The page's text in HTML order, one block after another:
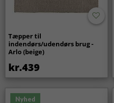
Tæpper til
indendørs/udendørs brug -
Arlo (beige)
kr.439
Nyhed